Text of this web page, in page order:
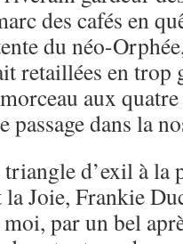
des cafés en
du néo-
retaillées en
aux
passage dans la
d’exil à la
la Joie, Frankie
par un bel